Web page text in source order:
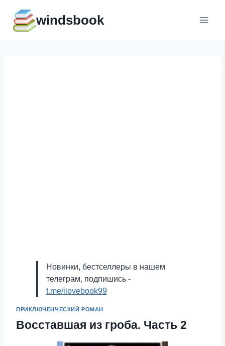
содержимому
windsbook
Новинки, бестселлеры в нашем
телеграм, подпишись -
t.me/ilovebook99
ПРИКЛЮЧЕНЧЕСКИЙ РОМАН
Восставшая из гроба. Часть 2